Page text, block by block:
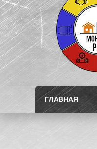
ГЛАВНАЯ